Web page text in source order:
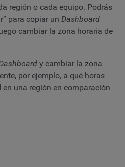
región o cada equipo. Podrás
para copiar un Dashboard
cambiar la zona horaria de
y cambiar la zona
por ejemplo, a qué horas
una región en comparación